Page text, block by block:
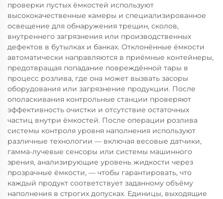
проверки пустых ёмкостей используют
высококачественные камеры и специализированное
освещение для обнаружения трещин, сколов,
внутреннего загрязнения или производственных
дефектов в бутылках и банках. Отклонённые ёмкости
автоматически направляются в приёмные контейнеры,
предотвращая попадание повреждённой тары в
процесс розлива, где она может вызвать засоры
оборудования или загрязнение продукции. После
ополаскивания контрольные станции проверяют
эффективность очистки и отсутствие остаточных
частиц внутри ёмкостей. После операции розлива
системы контроля уровня наполнения используют
различные технологии — включая весовые датчики,
гамма-лучевые сенсоры или системы машинного
зрения, анализирующие уровень жидкости через
прозрачные ёмкости, — чтобы гарантировать, что
каждый продукт соответствует заданному объёму
наполнения в строгих допусках. Единицы, выходящие